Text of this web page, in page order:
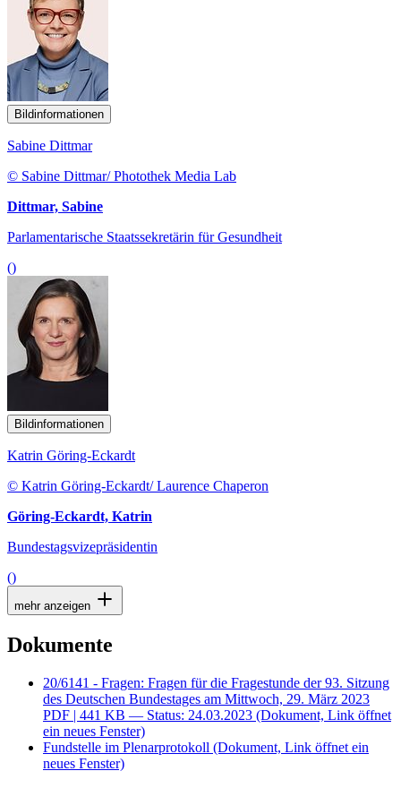
Bildinformationen
Sabine Dittmar
© Sabine Dittmar/ Photothek Media Lab
Dittmar, Sabine
Parlamentarische Staatssekretärin für Gesundheit
()
Bildinformationen
Katrin Göring-Eckardt
© Katrin Göring-Eckardt/ Laurence Chaperon
Göring-Eckardt, Katrin
Bundestagsvizepräsidentin
()
mehr anzeigen
Dokumente
20/6141 - Fragen: Fragen für die Fragestunde der 93. Sitzung
des Deutschen Bundestages am Mittwoch, 29. März 2023
PDF | 441 KB — Status: 24.03.2023 (Dokument, Link öffnet
ein neues Fenster)
Fundstelle im Plenarprotokoll (Dokument, Link öffnet ein
neues Fenster)